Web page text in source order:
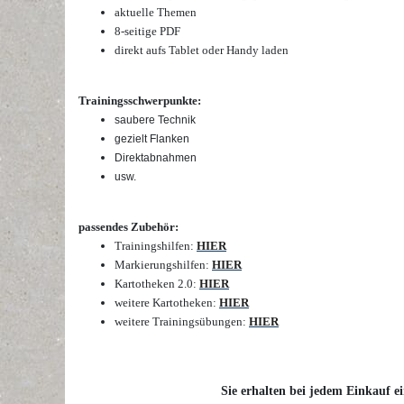
aktuelle Themen
8-seitige PDF
direkt aufs Tablet oder Handy laden
Trainingsschwerpunkte:
saubere Technik
gezielt Flanken
Direktabnahmen
usw.
passendes Zubehör:
Trainingshilfen: HIER
Markierungshilfen: HIER
Kartotheken 2.0: HIER
weitere Kartotheken: HIER
weitere Trainingsübungen: HIER
Sie erhalten bei jedem Einkauf